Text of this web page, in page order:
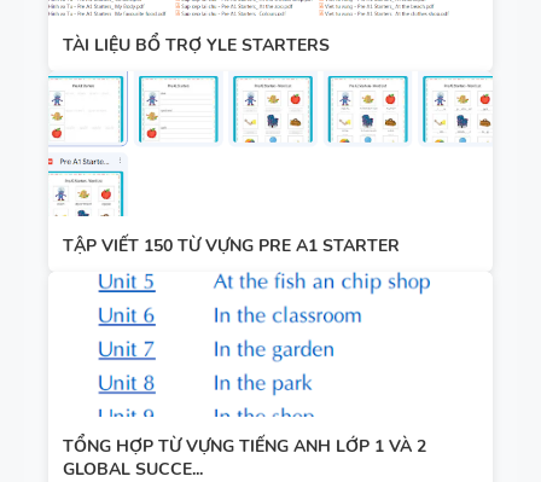
TÀI LIỆU BỔ TRỢ YLE STARTERS
TẬP VIẾT 150 TỪ VỰNG PRE A1 STARTER
TỔNG HỢP TỪ VỰNG TIẾNG ANH LỚP 1 VÀ 2
GLOBAL SUCCE...